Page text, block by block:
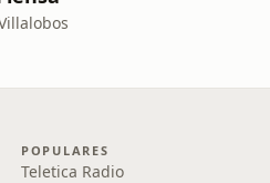
POPULARES
Teletica Radio